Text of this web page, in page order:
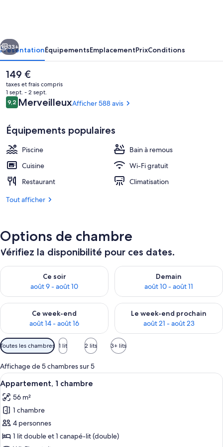
Vue aérienne
Suivant
33+
PrésentationÉquipementsEmplacementPrixConditions
Le
prix
actuel
est
de
149 €
taxes et frais compris
1 sept. - 2 sept.
Avis
voyageurs
9,29,2 sur 10
MerveilleuxAfficher 588 avis
Équipements populaires
Piscine
Bain à remous
Cuisine
Wi-Fi gratuit
Restaurant
Climatisation
Tout afficher
Options de chambre
Vérifiez la disponibilité pour ces dates.
Ce soir
août 9 - août 10
Vérifier la disponibilité pour ce soir août 9 - août 10
Demain
août 10 - août 11
Vérifier la disponibilité pour
Ce week-end
août 14 - août 16
Vérifier la disponibilité pour ce week-end août 14 - août 16
Le week-end prochain
août 21 - août 23
Vérifier la disponibilité pour
Filtres
disponibles
pour
les
chambres
Toutes les chambres 1 lit 2 lits 3+ lits
Affichage de 5 chambres sur 5
Afficher
toutes
les
photos
pour
ce
Une chambre d’hôtel avec un
8
Appartement, 1 chambre
56 m²
1 chambre
4 personnes
1 lit double et 1 canapé-lit (double)